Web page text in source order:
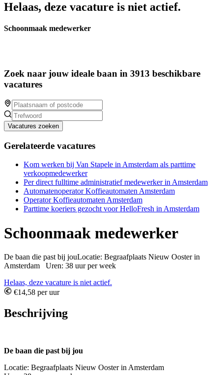
Helaas, deze vacature is niet actief.
Schoonmaak medewerker
Zoek naar jouw ideale baan in 3913 beschikbare
vacatures
Vacatures zoeken
Gerelateerde vacatures
Kom werken bij Van Stapele in Amsterdam als parttime
verkoopmedewerker
Per direct fulltime administratief medewerker in Amsterdam
Automatenoperator Koffieautomaten Amsterdam
Operator Koffieautomaten Amsterdam
Parttime koeriers gezocht voor HelloFresh in Amsterdam
Schoonmaak medewerker
De baan die past bij jouLocatie: Begraafplaats Nieuw Ooster in
Amsterdam Uren: 38 uur per week
Helaas, deze vacature is niet actief.
€14,58 per uur
Beschrijving
De baan die past bij jou
Locatie: Begraafplaats Nieuw Ooster in Amsterdam